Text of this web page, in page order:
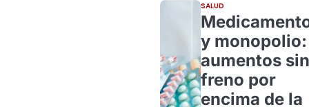
SALUD
y monopolio:
aumentos sin
freno por
encima de la